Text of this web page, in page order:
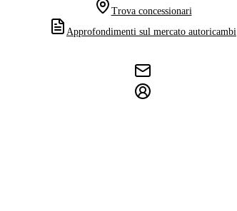
Trova concessionari
Approfondimenti sul mercato autoricambi